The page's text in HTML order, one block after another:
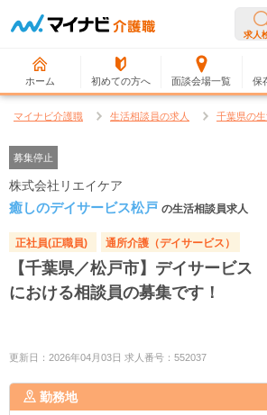
求人
ホーム 初めての方へ 面談会場一覧 保
マイナビ介護職 生活相談員の求人 千葉県の
募集停止
株式会社リエイケア
癒しのデイサービス松戸 の生活相談員求人
正社員(正職員) 通所介護（デイサービス）
【千葉県／松戸市】デイサービス
における相談員の募集です！
更新日：2026年04月03日 求人番号：552037
勤務地